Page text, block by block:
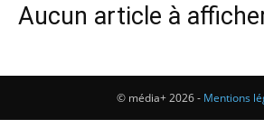
Aucun article à
© média+ 2026 - Mentions